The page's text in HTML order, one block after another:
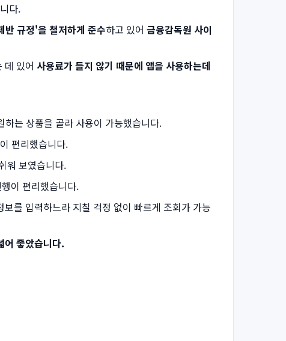
다.
반 규정'을 철저하게 준수하고 있어 금융감독원 사이
데 있어 사용료가 들지 않기 때문에 앱을 사용하는데
는 상품을 골라 사용이 가능했습니다.
편리했습니다.
워 보였습니다.
이 편리했습니다.
보를 입력하느라 지칠 걱정 없이 빠르게 조회가 가능
어 좋았습니다.